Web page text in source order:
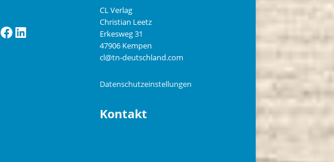
Facebook
LinkedIn
CL Verlag
Christian Leetz
Erkesweg 31
47906 Kempen
cl@tn-deutschland.com
Datenschutzeinstellungen
Kontakt